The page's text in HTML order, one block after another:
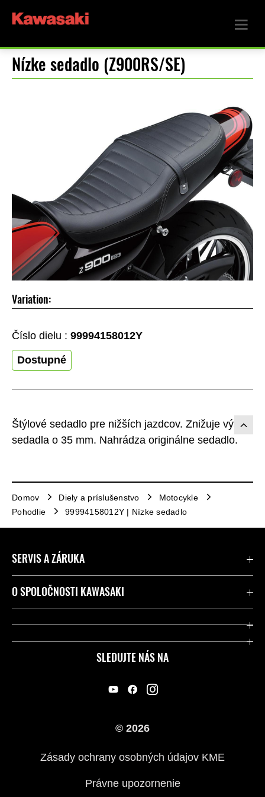
Nízke sedadlo (Z900RS/SE)
Štýlové sedadlo pre nižších jazdcov. Znižuje výšku
sedadla o 35 mm. Nahrádza originálne sedadlo.
Variation:
Číslo dielu : 99994158012Y
Dostupné
Domov Diely a príslušenstvo
Motocykle
Pohodlie
99994158012Y | Nízke sedadlo
SLEDUJTE NÁS NA
SERVIS A ZÁRUKA
Kontaktujte nás
Legálny
O SPOLOČNOSTI KAWASAKI
Spoločnosť
© 2026
Zásady ochrany osobných údajov KME
Právne upozornenie